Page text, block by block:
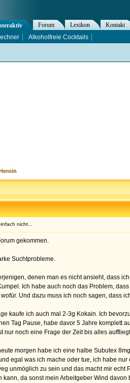
nicht...
gekommen.
Suchtprobleme.
denen man es nicht ansieht, dass
Ich habe auch noch das Problem,
Und dazu muss ich noch sagen, dass
kaufe ich auch mal 2-3g Kokain. Ich
Tag Pause, habe davor 5 Jahre
nur noch eine Frage der Zeit bis alles
morgen habe ich eine halbe Subutex
egal was ich mache oder tue, ich habe
unmöglich zu sein und das macht mir
kann, da sonst mein Arbeitgeber Wind
Forum Lexikon
Kontakt
Alkoholfreie Cocktails